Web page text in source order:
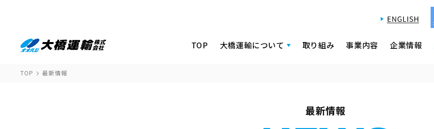
TOP 大橋運輸について 取り組み 事業内容 企業情報
TOP 最新情報
最新情報